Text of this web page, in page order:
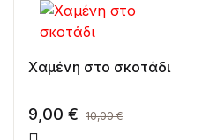
Χαμένη στο σκοτάδι
9,00 € 10,00€